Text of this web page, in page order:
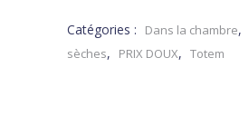
quantity
Catégories : Dans la chambre,
sèches, PRIX DOUX, Totem